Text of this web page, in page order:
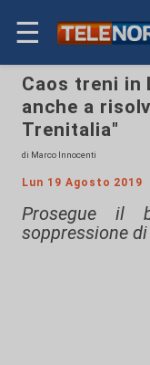
☰
Caos treni in
anche a
Trenitalia"
di Marco Innocenti
Lun 19 Agosto 2019
Prosegue il
soppressione